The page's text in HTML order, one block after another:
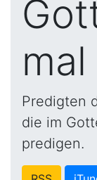
Predigten
die im
predigen.